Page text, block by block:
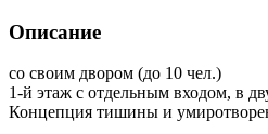
Описание
со своим двором (до 10 чел.)
1-й этаж с отдельным входом, в
Концепция тишины и